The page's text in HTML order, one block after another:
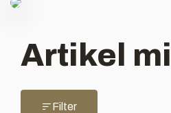
Artikel
Filter